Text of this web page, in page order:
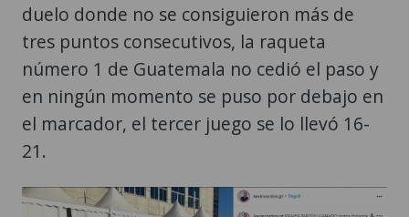
duelo donde no se consiguieron más de
tres puntos consecutivos, la raqueta
número 1 de Guatemala no cedió el paso y
en ningún momento se puso por debajo en
el marcador, el tercer juego se lo llevó 16-
21.